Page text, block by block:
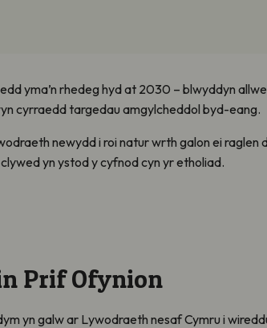
yma’n rhedeg hyd at 2030 – blwyddyn
cyrraedd targedau amgylcheddol byd-eang.
newydd i roi natur wrth galon ei raglen
yn ystod y cyfnod cyn yr etholiad.
Prif Ofynion
yn galw ar Lywodraeth nesaf Cymru i